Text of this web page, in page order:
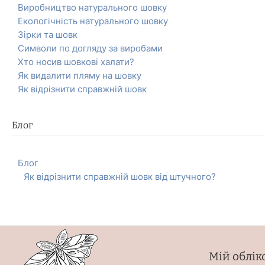
Виробництво натурального шовку
Екологічність натурального шовку
Зірки та шовк
Символи по догляду за виробами
Хто носив шовкові халати?
Як видалити пляму на шовку
Як відрізнити справжній шовк
Блог
Блог
Як відрізнити справжній шовк від штучного?
Мій